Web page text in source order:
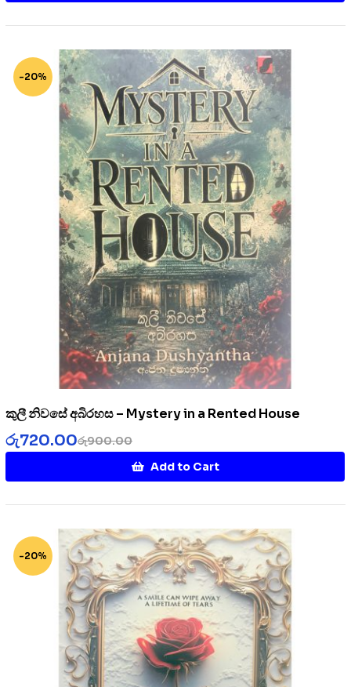
-20%
කුලී නිවසේ අබිරහස – Mystery in a Rented House
රු900.00
රු720.00
Add to Cart
-20%